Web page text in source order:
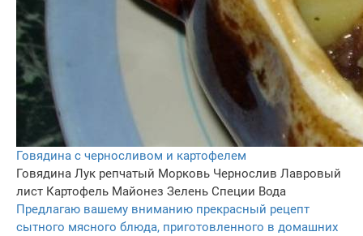
Говядина с черносливом и картофелем
Говядина Лук репчатый Морковь Чернослив Лавровый
лист Картофель Майонез Зелень Специи Вода
Предлагаю вашему вниманию прекрасный рецепт
сытного мясного блюда, приготовленного в домашних